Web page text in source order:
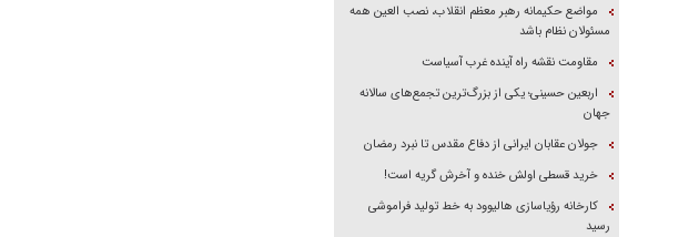
مواضع حکیمانه رهبر معظم انقلاب، نصب العین همه
مسئولان نظام باشد
مقاومت نقشه راه آینده غرب آسیاست
اربعین حسینی؛ یکی از بزرگ‌ترین تجمع‌های سالانه
جهان
جولان عقابان ایرانی از دفاع مقدس تا نبرد رمضان
خرید قسطی اولش خنده و آخرش گریه است!
کارخانه رؤیاسازی هالیوود به خط تولید فراموشی
رسید